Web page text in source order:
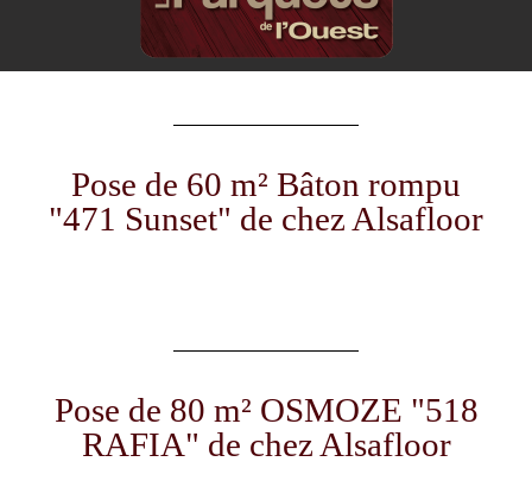
Pose de 60 m² Bâton rompu
"471 Sunset" de chez Alsafloor
Pose de 80 m² OSMOZE "518
RAFIA" de chez Alsafloor